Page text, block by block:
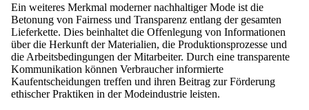
Ein weiteres Merkmal moderner nachhaltiger Mode ist die
Betonung von Fairness und Transparenz entlang der gesamten
Lieferkette. Dies beinhaltet die Offenlegung von Informationen
über die Herkunft der Materialien, die Produktionsprozesse und
die Arbeitsbedingungen der Mitarbeiter. Durch eine transparente
Kommunikation können Verbraucher informierte
Kaufentscheidungen treffen und ihren Beitrag zur Förderung
ethischer Praktiken in der Modeindustrie leisten.